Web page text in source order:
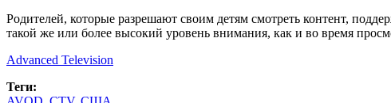
Родителей, которые разрешают своим детям смотреть контент,
такой же или более высокий уровень внимания, как и во время
Advanced Television
Теги: